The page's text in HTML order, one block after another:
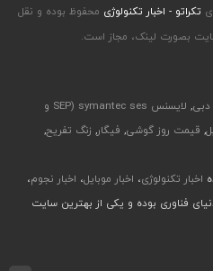
تکراتو - اخبار تکنولوژی محفوظ بوده و نقل
بصورت لینک، مجاز است.
دبی,
لایسنس symantec ses (SEP و
, قیمت روز گوشی, فیگار, زنگ تفریح,
اخبار تکنولوژی، اخبار موبایل، اخبار نجوم،
فناوری بوده و یکی از بهترین سایت